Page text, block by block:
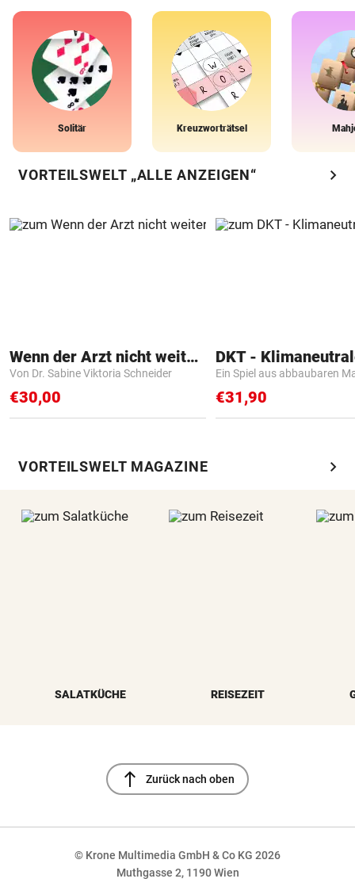
Solitär Kreuzworträtsel
VORTEILSWELT „ALLE ANZEIGEN“ chevron_right
Wenn der Arzt nicht weiter weiß
Von Dr. Sabine Viktoria Schneider
€30,00
Ein Spiel aus abbaubaren
€31,90
VORTEILSWELT MAGAZINE chevron_right
SALATKÜCHE REISEZEIT
north Zurück nach oben
© Krone Multimedia GmbH & Co KG 2026
Muthgasse 2, 1190 Wien